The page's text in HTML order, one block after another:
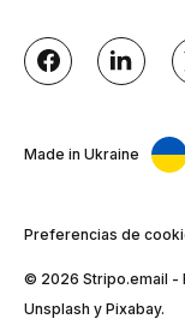
Made in Ukraine
Preferencias de
© 2026 Stripо.email -
Unsplash y Pixabay.